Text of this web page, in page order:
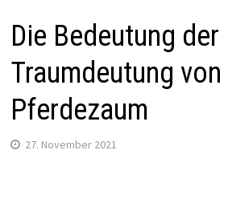
Die Bedeutung der
Traumdeutung von
Pferdezaum
27. November 2021